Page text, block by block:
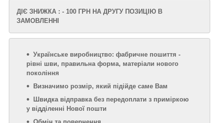
ДІЄ ЗНИЖКА : - 100 ГРН НА ДРУГУ ПОЗИЦІЮ В
ЗАМОВЛЕННІ
Українське виробництво: фабричне пошиття -
рівні шви, правильна форма, матеріали нового
покоління
Визначимо розмір, який підійде саме Вам
Швидка відправка без передоплати з приміркою
у відділенні Нової пошти